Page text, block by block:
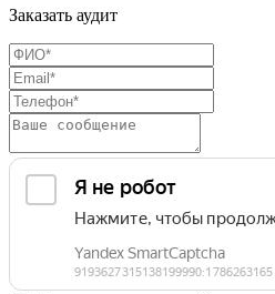
Заказать аудит